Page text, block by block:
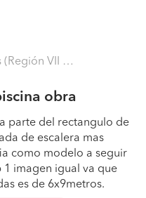
Maule - Cauquenes)
obra
parte del rectangulo de
de escalera mas
como modelo a seguir
1 imagen igual va que
es de 6x9metros.